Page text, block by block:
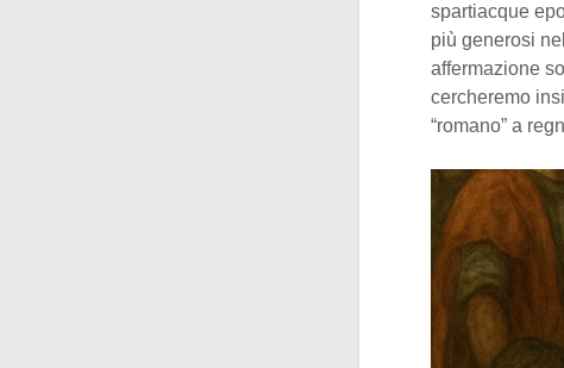
spartiacque
più generosi
affermazione
cercheremo
“romano” a